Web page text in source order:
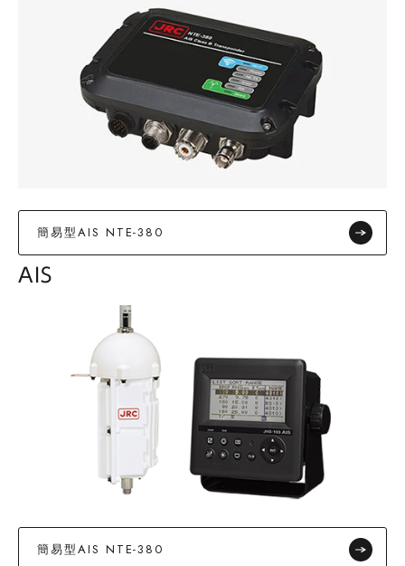
簡易型AIS NTE-380
AIS
簡易型AIS NTE-380